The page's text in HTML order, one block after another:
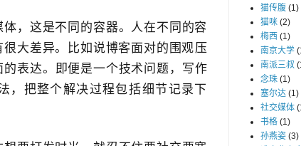
，这是不同的容器。人在不同的容
大差异。比如说博客面对的围观​压
表达​。即便是一个技术问题，写作
，把整个解决过程包括​细节记录下
猫传腹 (1)
猫咪 (2)
梅西 (1)
南京大学
南派三叔
念珠 (1)
塞尔达 (1)
社交媒体
书格 (1)
孙燕姿 (3)